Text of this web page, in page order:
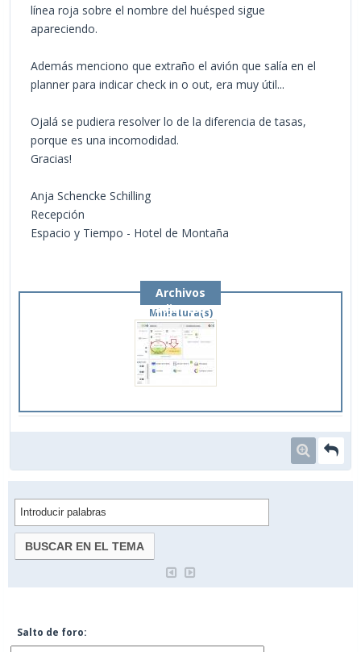
línea roja sobre el nombre del huésped sigue
apareciendo.
Además menciono que extraño el avión que salía en el
planner para indicar check in o out, era muy útil...
Ojalá se pudiera resolver lo de la diferencia de tasas,
porque es una incomodidad.
Gracias!
Anja Schencke Schilling
Recepción
Espacio y Tiempo - Hotel de Montaña
Archivos
adjuntos
Miniatura(s)
Salto de foro: